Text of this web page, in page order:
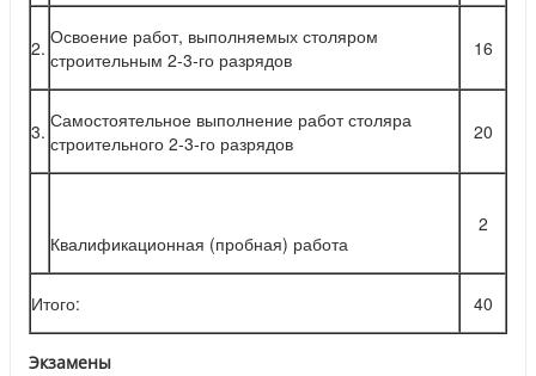
2. Освоение работ, выполняемых столяром
строительным 2-3-го разрядов
16
3. Самостоятельное выполнение работ столяра
строительного 2-3-го разрядов
20
Квалификационная (пробная) работа
2
Итого: 40
Экзамены